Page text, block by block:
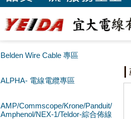
Belden Wire Cable 專區
ALPHA- 電線電纜專區
AMP/Commscope/Krone/Panduit/
Amphenol/NEX-1/Teldor-綜合佈線